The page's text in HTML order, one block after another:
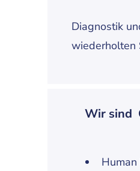
Diagnostik
wiederholten
Wir sind